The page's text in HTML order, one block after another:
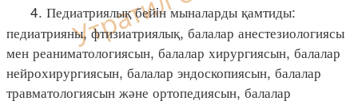
4. Педиатриялық бейiн мыналарды қамтиды:
педиатрияны, фтизиатриялық, балалар анестезиологиясы
мен реаниматологиясын, балалар хирургиясын, балалар
нейрохирургиясын, балалар эндоскопиясын, балалар
травматологиясын және ортопедиясын, балалар